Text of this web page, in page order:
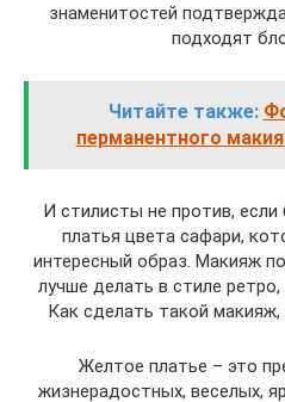
знаменитостей
подходят
Читайте также:
перманентного
И стилисты не против,
платья цвета сафари,
интересный образ. Макияж
лучше делать в стиле
Как сделать такой
Желтое платье – это
жизнерадостных, веселых,